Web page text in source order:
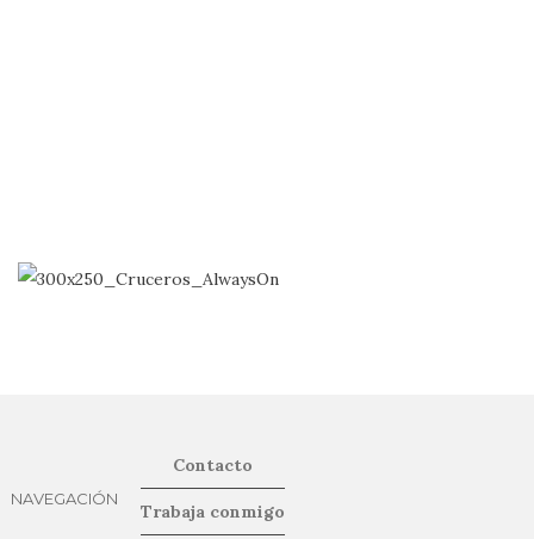
NAVEGACIÓN
Contacto
Trabaja conmigo